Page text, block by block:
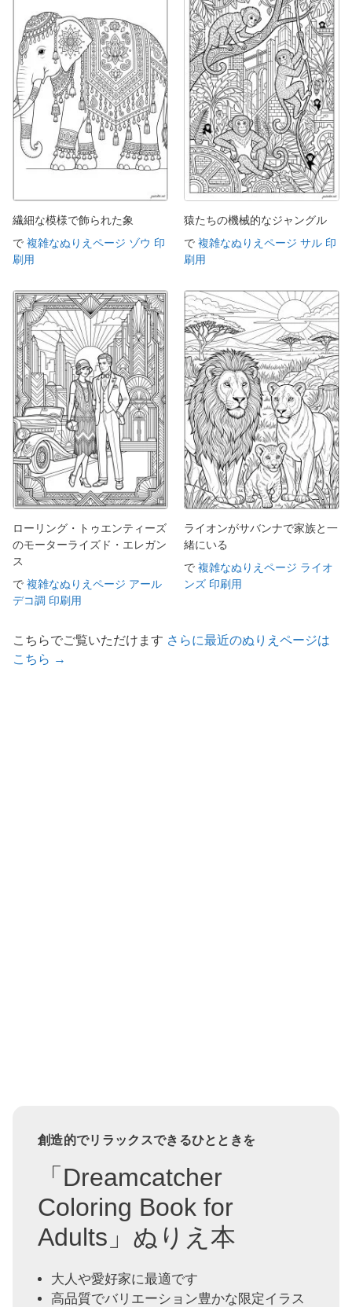
繊細な模様で飾られた象
で 複雑なぬりえページ ゾウ 印
刷用
猿たちの機械的なジャングル
で 複雑なぬりえページ サル 印
刷用
ローリング・トゥエンティーズ
のモーターライズド・エレガン
ス
で 複雑なぬりえページ アール
デコ調 印刷用
ライオンがサバンナで家族と一
緒にいる
で 複雑なぬりえページ ライオ
ンズ 印刷用
こちらでご覧いただけます さらに最近のぬりえページは
こちら →
創造的でリラックスできるひとときを
「Dreamcatcher
Coloring Book for
Adults」ぬりえ本
大人や愛好家に最適です
高品質でバリエーション豊かな限定イラス